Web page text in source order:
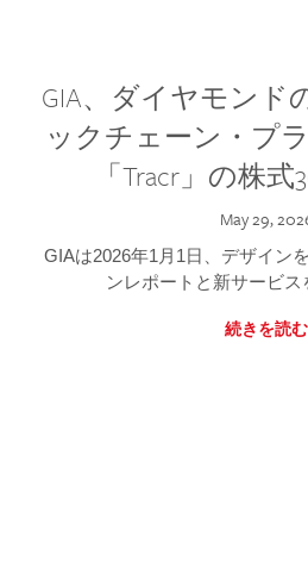
GIA、ダイヤモンド
ックチェーン・プ
「Tracr」の株
May 29,
GIAは2026年1月1日、デザイン
ンレポートと新サービス
続きを読む